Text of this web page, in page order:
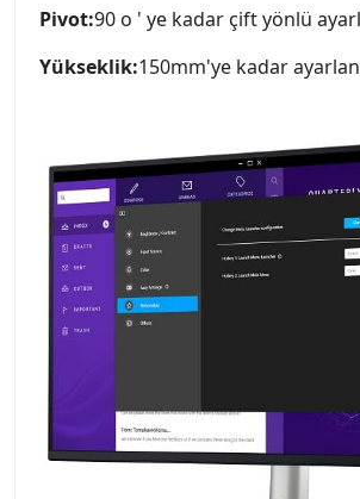
Pivot:90 o ' ye kadar çift yönlü
Yükseklik:150mm'ye kadar